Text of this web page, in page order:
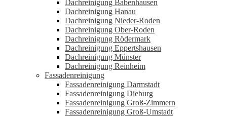
Dachreinigung Babenhausen
Dachreinigung Hanau
Dachreinigung Nieder-Roden
Dachreinigung Ober-Roden
Dachreinigung Rödermark
Dachreinigung Eppertshausen
Dachreinigung Münster
Dachreinigung Reinheim
Fassadenreinigung
Fassadenreinigung Darmstadt
Fassadenreinigung Dieburg
Fassadenreinigung Groß-Zimmern
Fassadenreinigung Groß-Umstadt